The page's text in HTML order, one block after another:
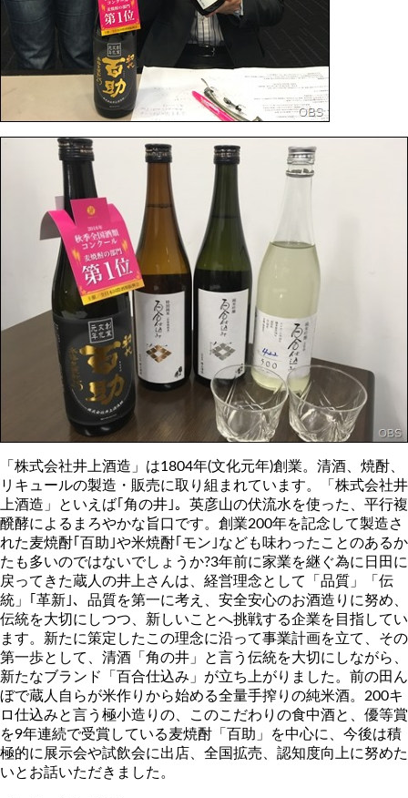
「株式会社井上酒造」は1804年(文化元年)創業。清酒、焼酎、
リキュールの製造・販売に取り組まれています。「株式会社井
上酒造」といえば｢角の井｣。英彦山の伏流水を使った、平行複
醗酵によるまろやかな旨口です。創業200年を記念して製造さ
れた麦焼酎｢百助｣や米焼酎｢モン｣なども味わったことのあるか
たも多いのではないでしょうか?3年前に家業を継ぐ為に日田に
戻ってきた蔵人の井上さんは、経営理念として「品質」「伝
統」｢革新｣、品質を第一に考え、安全安心のお酒造りに努め、
伝統を大切にしつつ、新しいことへ挑戦する企業を目指してい
ます。新たに策定したこの理念に沿って事業計画を立て、その
第一歩として、清酒「角の井」と言う伝統を大切にしながら、
新たなブランド「百合仕込み」が立ち上がりました。前の田ん
ぼで蔵人自らが米作りから始める全量手搾りの純米酒。200キ
ロ仕込みと言う極小造りの、このこだわりの食中酒と、優等賞
を9年連続で受賞している麦焼酎「百助」を中心に、今後は積
極的に展示会や試飲会に出店、全国拡売、認知度向上に努めた
いとお話いただきました。